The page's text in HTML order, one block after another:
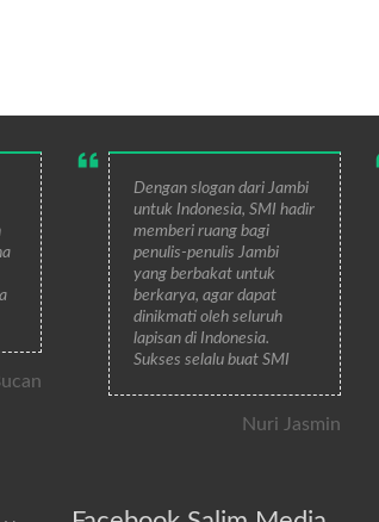
Dengan slogan dari Jambi
untuk Indonesia, SMI hadir
memberi ruang bagi
penulis-penulis Jambi
yang berbakat untuk
berkarya, agar dapat
dinikmati oleh seluruh
lapisan di Indonesia.
Sukses selalu buat SMI
Nuri Jasmin